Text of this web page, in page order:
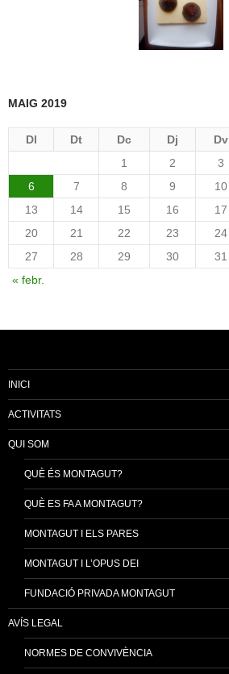
MAIG 2019
Dl Dt Dc Dj Dv
1
2 3
6
7 8 9 10
13
14 15 16 17
20
21 22 23 24
27
28 29 30
31
« febr.
INICI
ACTIVITATS
QUI SOM
QUÈ ÉS MONTAGUT?
QUÈ ES FA A MONTAGUT?
MONTAGUT I ELS PARES
MONTAGUT I L’OPUS DEI
FUNDACIÓ PRIVADA MONTAGUT
AVÍS LEGAL
NORMES DE CONVIVÈNCIA